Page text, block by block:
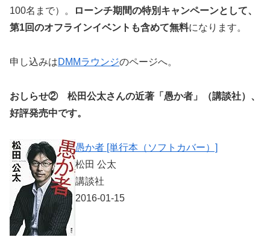
100名まで）。
ローンチ期間の特別キャンペーンとして、
第1回のオフラインイベントも含めて無料になります。
申し込みはDMMラウンジのページへ。
おしらせ② 松田公太さんの近著「愚か者」（講談社）、
好評発売中です。
愚か者 [単行本（ソフトカバー）]
松田 公太
講談社
2016-01-15